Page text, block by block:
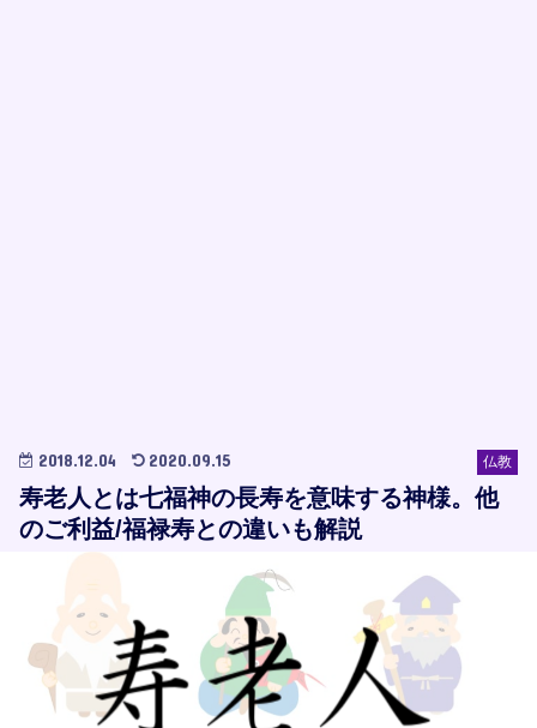
仏教
2018.12.04 2020.09.15
寿老人とは七福神の長寿を意味する神様。他
のご利益/福禄寿との違いも解説